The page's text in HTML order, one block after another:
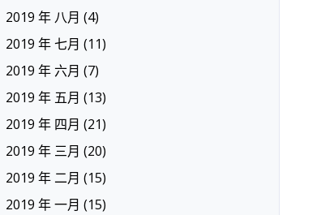
2019 年 八月 (4)
2019 年 七月 (11)
2019 年 六月 (7)
2019 年 五月 (13)
2019 年 四月 (21)
2019 年 三月 (20)
2019 年 二月 (15)
2019 年 一月 (15)